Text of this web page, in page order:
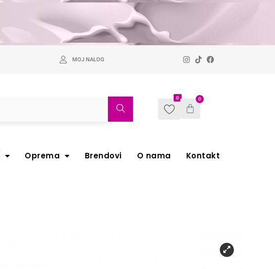
MOJ NALOG
0 0
Oprema Brendovi O nama Kontakt